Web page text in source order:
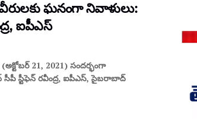
ఘనంగా నివాళులు:
ఐపీఎస్
21, 2021) సందర్భంగా
స్టీఫెన్ రవీంద్ర, ఐపీఎస్, సైబరాబాద్